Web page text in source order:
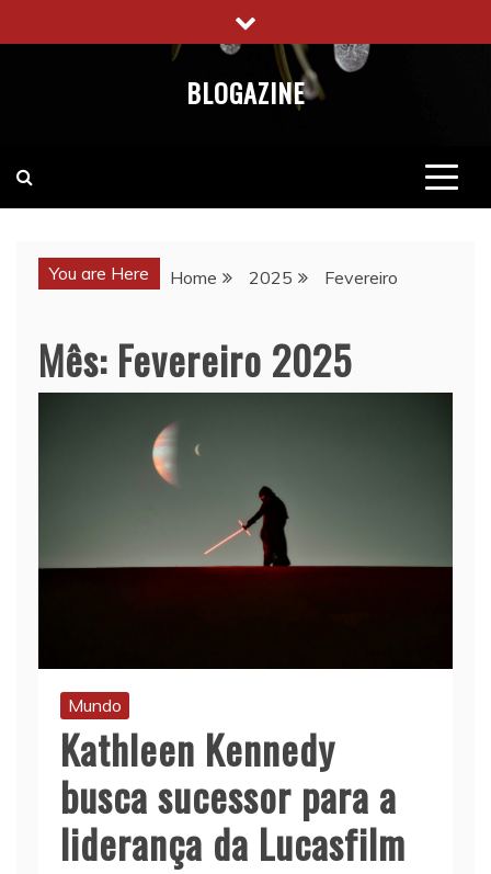
to
BLOGAZINE
You are Here Home 2025 Fevereiro
Mês: Fevereiro 2025
Mundo
Kathleen Kennedy
busca sucessor para a
liderança da Lucasfilm